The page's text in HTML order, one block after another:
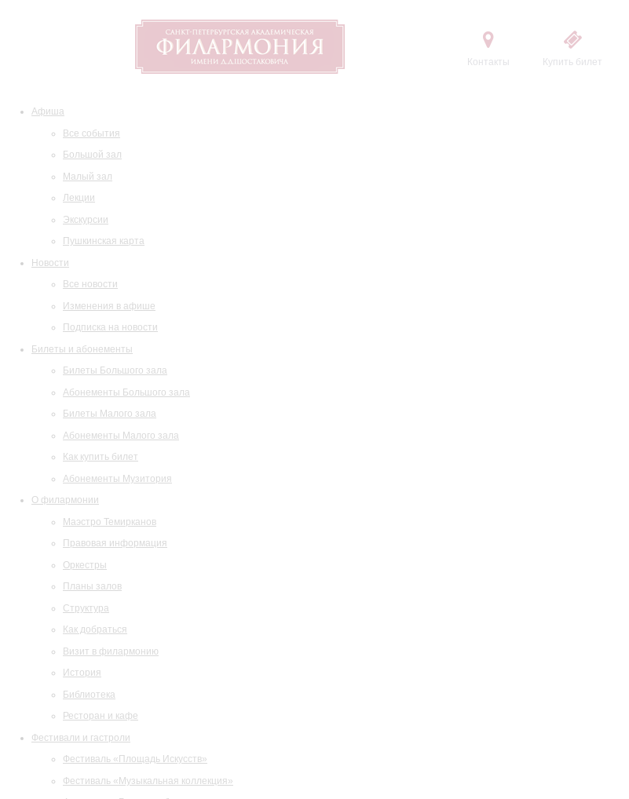
Контакты Купить билет
Афиша
Все события
Большой зал
Малый зал
Лекции
Экскурсии
Пушкинская карта
Новости
Все новости
Изменения в афише
Подписка на новости
Билеты и абонементы
Билеты Большого зала
Абонементы Большого зала
Билеты Малого зала
Абонементы Малого зала
Как купить билет
Абонементы Музитория
О филармонии
Маэстро Темирканов
Правовая информация
Оркестры
Планы залов
Структура
Как добраться
Визит в филармонию
История
Библиотека
Ресторан и кафе
Фестивали и гастроли
Фестиваль «Площадь Искусств»
Фестиваль «Музыкальная коллекция»